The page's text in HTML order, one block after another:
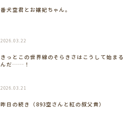
番犬空君とお嬢妃ちゃん。
2026.03.22
きっとこの世界線のそらきさはこうして始まる
んだ……！
2026.03.21
昨日の続き（893空さんと紅の叔父貴）